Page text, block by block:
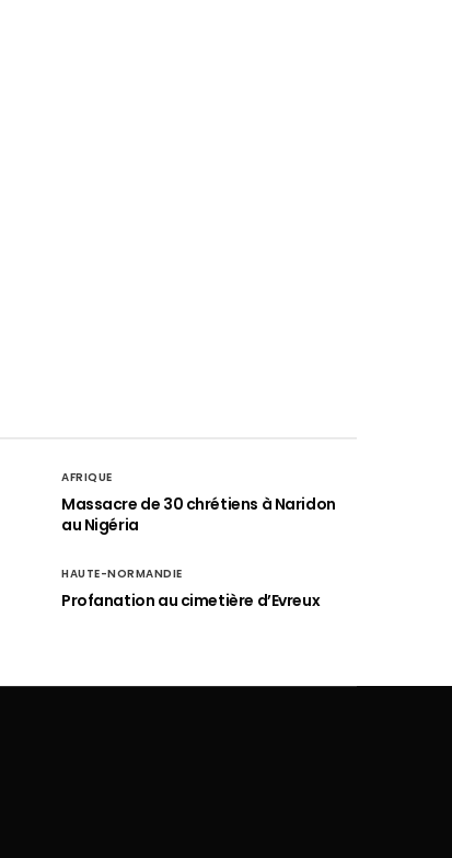
AFRIQUE
Massacre de 30 chrétiens à Naridon
au Nigéria
HAUTE-NORMANDIE
Profanation au cimetière d’Evreux